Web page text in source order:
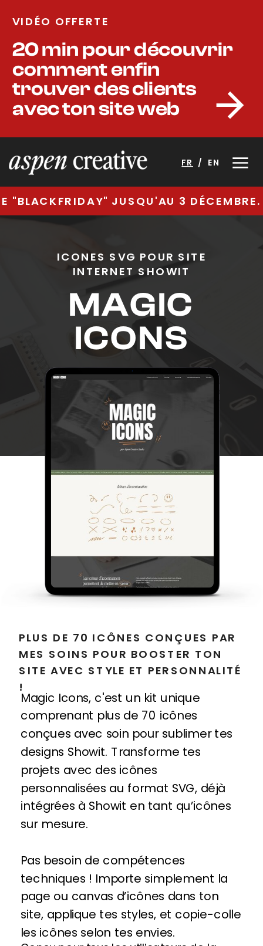
VIDÉO OFFERTE
20 min pour découvrir
comment enfin
trouver des clients
avec ton site web
EN
FR /
MAGIC
ICONS
ICONES SVG POUR SITE
INTERNET SHOWIT
JUSQU'AU 3 DÉCEMBRE.
PLUS DE 70 ICÔNES CONÇUES PAR
MES SOINS POUR BOOSTER TON
SITE AVEC STYLE ET PERSONNALITÉ
!
Magic Icons, c'est un kit unique
comprenant plus de 70 icônes
conçues avec soin pour sublimer tes
designs Showit. Transforme tes
projets avec des icônes
personnalisées au format SVG, déjà
intégrées à Showit en tant qu’icônes
sur mesure.
Pas besoin de compétences
techniques ! Importe simplement la
page ou canvas d’icônes dans ton
site, applique tes styles, et copie-colle
les icônes selon tes envies.